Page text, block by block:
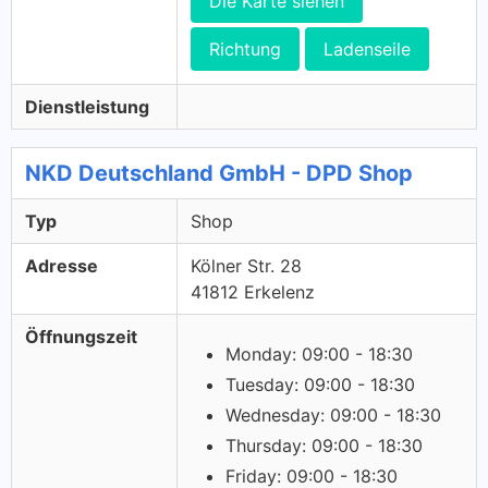
Richtung Ladenseile
Dienstleistung
NKD Deutschland GmbH - DPD Shop
Typ Shop
Adresse
Kölner Str. 28
41812 Erkelenz
Öffnungszeit
Monday: 09:00 - 18:30
Tuesday: 09:00 - 18:30
Wednesday: 09:00 - 18:30
Thursday: 09:00 - 18:30
Friday: 09:00 - 18:30